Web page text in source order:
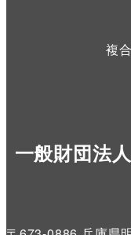
複
一般財団法